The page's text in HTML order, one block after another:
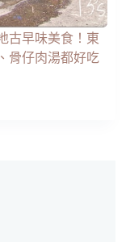
古早味美食！東
骨仔肉湯都好吃